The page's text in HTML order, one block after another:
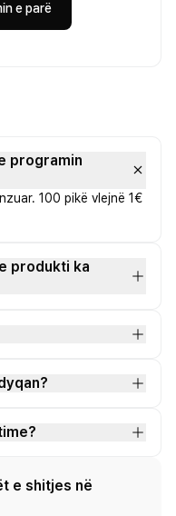
e parë
programin
100 pikë vlejnë 1€
produkti ka
e shitjes në